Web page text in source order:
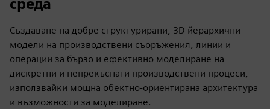
среда
Създаване на добре структурирани, 3D йерархични
модели на производствени съоръжения, линии и
операции за бързо и ефективно моделиране на
дискретни и непрекъснати производствени процеси,
използвайки мощна обектно-ориентирана архитектура
и възможности за моделиране.